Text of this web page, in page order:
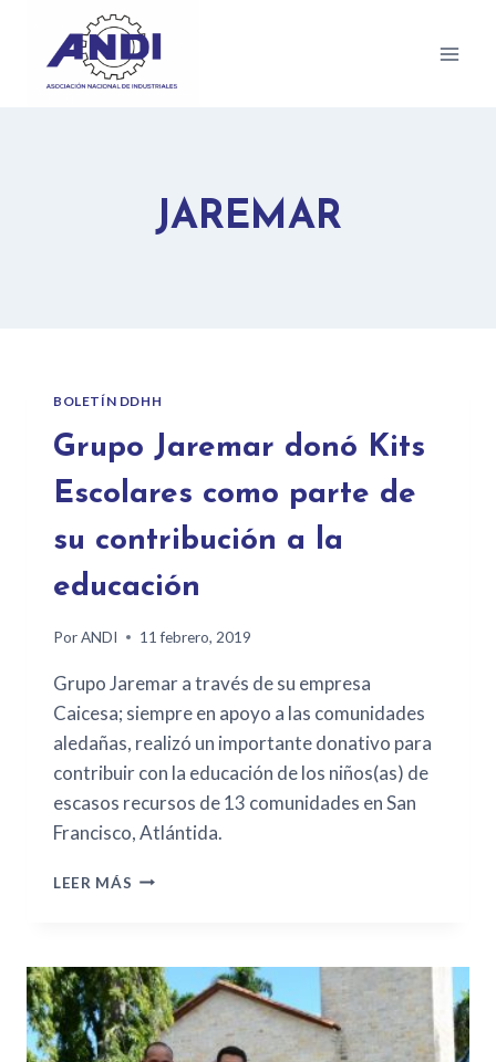
JAREMAR
BOLETÍN DDHH
Grupo Jaremar donó Kits
Escolares como parte de
su contribución a la
educación
PorANDI 11 febrero, 2019
Grupo Jaremar a través de su empresa
Caicesa; siempre en apoyo a las comunidades
aledañas, realizó un importante donativo para
contribuir con la educación de los niños(as) de
escasos recursos de 13 comunidades en San
Francisco, Atlántida.
LEER MÁS